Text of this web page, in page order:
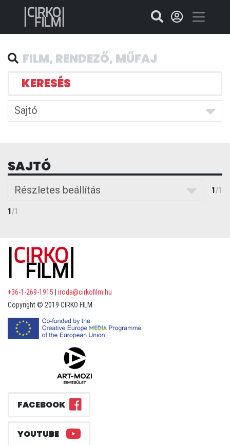
KERESÉS
Sajtó
SAJTÓ
Részletes beállítás 1/1
1/1
+36-1-269-1915
iroda@cirkofilm.hu
Copyright © 2019 CIRKO FILM
FACEBOOK
YOUTUBE